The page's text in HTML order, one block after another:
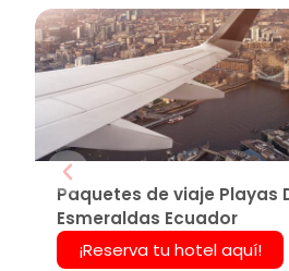
Paquetes de viaje Playas
Esmeraldas Ecuador
¡Reserva tu hotel aquí!